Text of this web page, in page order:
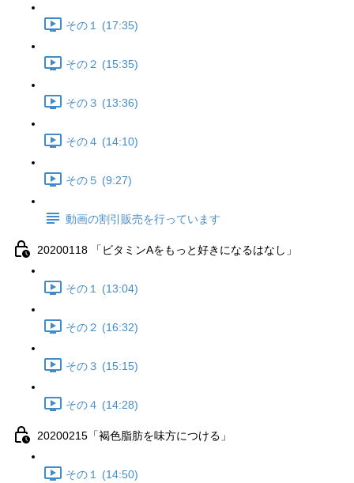
その１ (17:35)
その２ (15:35)
その３ (13:36)
その４ (14:10)
その５ (9:27)
動画の割引販売を行っています
20200118 「ビタミンAをもっと好きになるはなし」
その１ (13:04)
その２ (16:32)
その３ (15:15)
その４ (14:28)
20200215「褐色脂肪を味方につける」
その１ (14:50)